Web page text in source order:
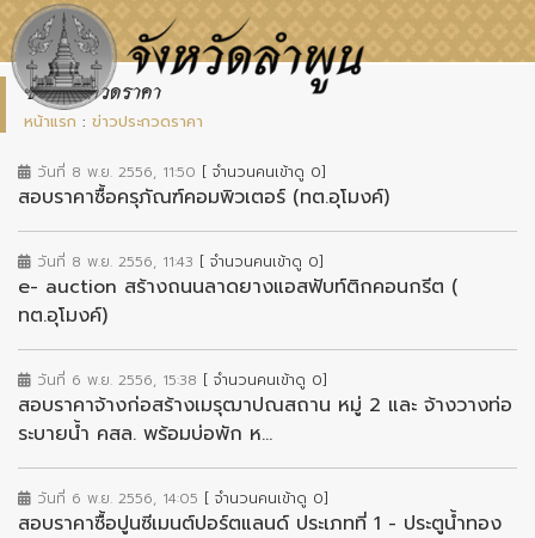
ข่าวประกวดราคา
หน้าแรก : ข่าวประกวดราคา
วันที่ 8 พ.ย. 2556, 11:50 [ จำนวนคนเข้าดู 0]
สอบราคาซื้อครุภัณฑ์คอมพิวเตอร์ (ทต.อุโมงค์)
วันที่ 8 พ.ย. 2556, 11:43 [ จำนวนคนเข้าดู 0]
e- auction สร้างถนนลาดยางแอสฟับท์ติกคอนกรีต (
ทต.อุโมงค์)
วันที่ 6 พ.ย. 2556, 15:38 [ จำนวนคนเข้าดู 0]
สอบราคาจ้างก่อสร้างเมรุฒาปณสถาน หมู่ 2 และ จ้างวางท่อ
ระบายน้ำ คสล. พร้อมบ่อพัก ห...
วันที่ 6 พ.ย. 2556, 14:05 [ จำนวนคนเข้าดู 0]
สอบราคาซื้อปูนซีเมนต์ปอร์ตแลนด์ ประเภทที่ 1 - ประตูน้ำทอง